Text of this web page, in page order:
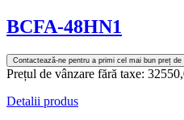
BCFA-48HN1
Contactează-ne pentru a primi cel mai bun preț de
Prețul de vânzare fără taxe:
Detalii produs